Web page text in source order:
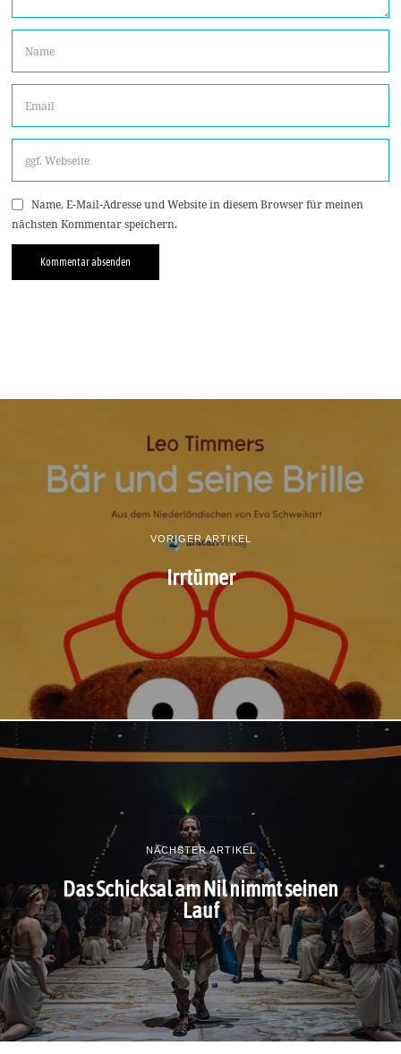
Name, E-Mail-Adresse und Website in diesem Browser für meinen
nächsten Kommentar speichern.
VORIGER ARTIKEL
Irrtümer
NÄCHSTER ARTIKEL
Das Schicksal am Nil nimmt seinen
Lauf